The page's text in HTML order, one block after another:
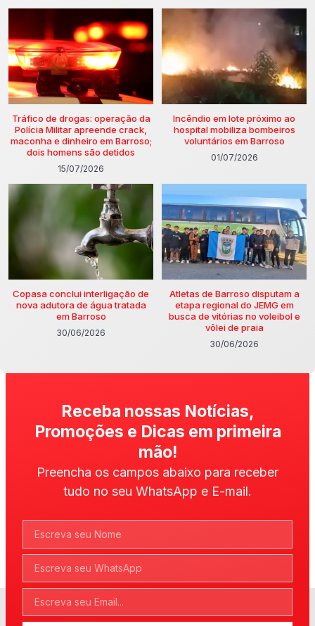
Tráfico de drogas: operação da
Polícia Militar apreende crack,
maconha e dinheiro em Barroso;
dois homens são detidos
15/07/2026
Incêndio em lote próximo ao
hospital mobiliza bombeiros
voluntários em Barroso
01/07/2026
Copasa conclui interligação de
nova adutora de água tratada
em Barroso
30/06/2026
Atletas de Barroso disputam a
etapa regional do JEMG em
busca de vitórias no voleibol e
vôlei de praia
30/06/2026
Receba nossas Notícias,
Promoções e Dicas em primeira
mão!
Preencha os campos abaixo para receber
tudo no seu WhatsApp e E-mail.